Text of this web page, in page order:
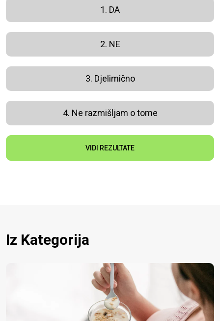
1. DA
2. NE
3. Djelimično
4. Ne razmišljam o tome
VIDI REZULTATE
Iz Kategorija